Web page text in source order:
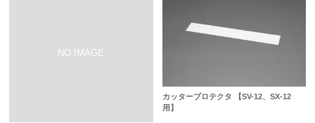
カッタープロテクタ 【SV-12、SX-12
用】